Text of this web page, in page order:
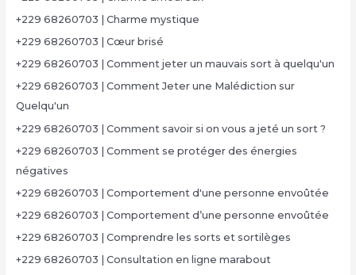
+229 68260703 | Charme mystique
+229 68260703 | Cœur brisé
+229 68260703 | Comment jeter un mauvais sort à quelqu'un
+229 68260703 | Comment Jeter une Malédiction sur
Quelqu'un
+229 68260703 | Comment savoir si on vous a jeté un sort ?
+229 68260703 | Comment se protéger des énergies
négatives
+229 68260703 | Comportement d'une personne envoûtée
+229 68260703 | Comportement d’une personne envoûtée
+229 68260703 | Comprendre les sorts et sortilèges
+229 68260703 | Consultation en ligne marabout